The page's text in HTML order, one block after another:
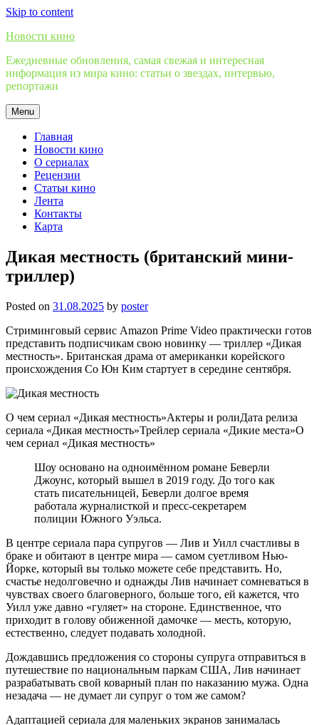
Skip to content
Новости кино
Ежедневные обновления, самая свежая и интересная
информация из мира кино: статьи о звездах, интервью,
репортажи
Menu
Главная
Новости кино
О сериалах
Рецензии
Статьи кино
Лента
Контакты
Карта
Дикая местность (британский мини-
триллер)
Posted on 31.08.2025 by poster
Стриминговый сервис Amazon Prime Video практически готов
представить подписчикам свою новинку — триллер «Дикая
местность». Британская драма от американки корейского
происхождения Со Юн Ким стартует в середине сентября.
О чем сериал «Дикая местность»Актеры и ролиДата релиза
сериала «Дикая местность»Трейлер сериала «Дикие места»О
чем сериал «Дикая местность»
Шоу основано на одноимённом романе Беверли
Джоунс, который вышел в 2019 году. До того как
стать писательницей, Беверли долгое время
работала журналисткой и пресс-секретарем
полиции Южного Уэльса.
В центре сериала пара супругов — Лив и Уилл счастливы в
браке и обитают в центре мира — самом суетливом Нью-
Йорке, который вы только можете себе представить. Но,
счастье недолговечно и однажды Лив начинает сомневаться в
чувствах своего благоверного, больше того, ей кажется, что
Уилл уже давно «гуляет» на стороне. Единственное, что
приходит в голову обиженной дамочке — месть, которую,
естественно, следует подавать холодной.
Дождавшись предложения со стороны супруга отправиться в
путешествие по национальным паркам США, Лив начинает
разрабатывать свой коварный план по наказанию мужа. Одна
незадача — не думает ли супруг о том же самом?
Адаптацией сериала для маленьких экранов занималась